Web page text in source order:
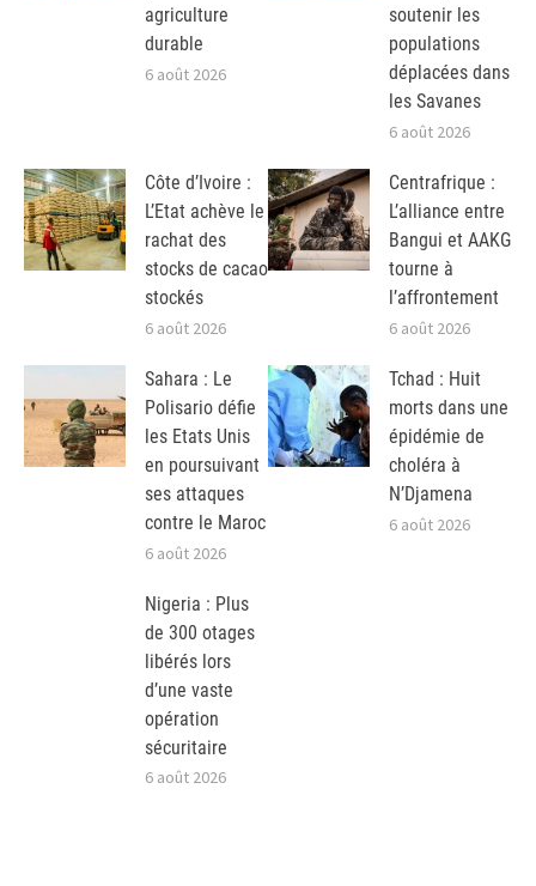
agriculture
durable
6 août 2026
soutenir les
populations
déplacées dans
les Savanes
6 août 2026
Côte d’Ivoire :
L’Etat achève le
rachat des
stocks de cacao
stockés
6 août 2026
Centrafrique :
L’alliance entre
Bangui et AAKG
tourne à
l’affrontement
6 août 2026
Sahara : Le
Polisario défie
les Etats Unis
en poursuivant
ses attaques
contre le Maroc
6 août 2026
Tchad : Huit
morts dans une
épidémie de
choléra à
N’Djamena
6 août 2026
Nigeria : Plus
de 300 otages
libérés lors
d’une vaste
opération
sécuritaire
6 août 2026